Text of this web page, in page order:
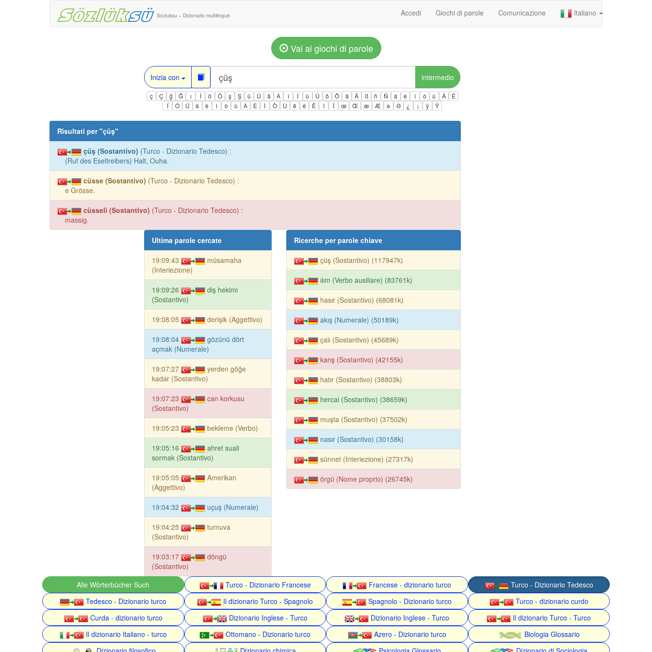
Sozluksu – Dizionario multilingue Accedi Giochi di parole Comunicazione Italiano
Vai ai giochi di parole
Inizia con intermedio
ç Ç ğ Ğ ı İ ö Ö ş Ş ü Ü â Â î Î û Û ô Ô ä Ä ß ñ Ñ á é í ó ú Á
É
Í
Ó Ú à è ì ò ù À È Ì Ò Ù ê ë Ë ï Ï œ Œ æ Æ ə Ə ¿ ¡ ÿ Ÿ
Risultati per "çüş"
çüş (Sostantivo) (Turco - Dizionario Tedesco) :
(Ruf des Eseltreibers) Halt, Ouha.
cüsse (Sostantivo) (Turco - Dizionario Tedesco) :
e Grösse.
cüsseli (Sostantivo) (Turco - Dizionario Tedesco) :
massig.
Ultima parole cercate
19:09:43
müsamaha
(Interiezione)
19:09:26
diş hekimi
(Sostantivo)
19:08:05 derişik (Aggettivo)
19:08:04
gözünü dört
açmak (Numerale)
19:07:27
yerden göğe
kadar (Sostantivo)
19:07:23
can korkusu
(Sostantivo)
19:05:23 bekleme (Verbo)
19:05:16
ahret suali
sormak (Sostantivo)
19:05:05
Amerikan
(Aggettivo)
19:04:32 uçuş (Numerale)
19:04:25
turnuva
(Sostantivo)
19:03:17
döngü
(Sostantivo)
Ricerche per parole chiave
çüş (Sostantivo) (117947k)
ılım (Verbo ausiliare) (83761k)
hasır (Sostantivo) (68081k)
akış (Numerale) (50189k)
çalı (Sostantivo) (45689k)
karış (Sostantivo) (42155k)
hatır (Sostantivo) (38803k)
hercai (Sostantivo) (38659k)
muşta (Sostantivo) (37502k)
nasır (Sostantivo) (30158k)
sünnet (Interiezione) (27317k)
örgü (Nome proprio) (26745k)
Alle Wörterbücher Such Turco - Dizionario Francese Francese - dizionario turco
Turco - Dizionario Tedesco
Tedesco - Dizionario turco
Il dizionario Turco - Spagnolo Spagnolo - Dizionario turco
Turco - dizionario curdo
Curda - dizionario turco
Dizionario Inglese - Turco Dizionario Inglese - Turco
Il dizionario Turco - Turco
Il dizionario Italiano - turco
Ottomano - Dizionario turco Azero - Dizionario turco
Biologia Glossario